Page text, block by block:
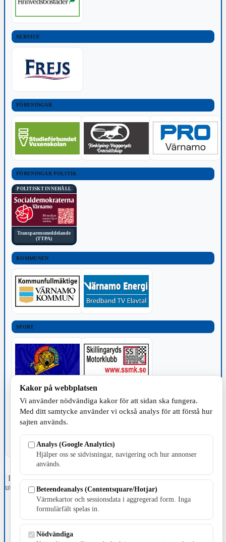
SERVICE
FÖRENINGAR
FÖRENINGAR POLITIK
POLITISKT INNEHÅLL
Transparensmeddelande
(TTPA)
KOMMUNEN
SPORT
Fristående webbtidningsföretag grundat 1991 som sedan 2002 ger
ut tidningen Skillingaryd.nu och 2010 lanserades Värnamo.nu. Från
april 2026 omfattar Skillingaryd.nu tre kommuner: Gnosjö,
Värnamo och Vaggeryds kommun.
Kontakta oss
E-post: redaktionen@skillingaryd.nu
Kakor på webbplatsen
Vi använder nödvändiga kakor för att sidan ska fungera.
Med ditt samtycke använder vi också analys för att förstå hur
sajten används.
Analys (Google Analytics)
Hjälper oss se sidvisningar, navigering och hur annonser
används.
Beteendeanalys (Contentsquare/Hotjar)
Värmekartor och sessionsdata i aggregerad form. Inga
formulärfält spelas in.
Nödvändiga